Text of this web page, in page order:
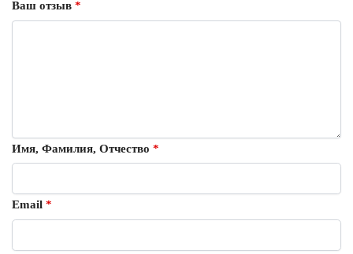
Ваш отзыв *
Имя, Фамилия, Отчество *
Email *